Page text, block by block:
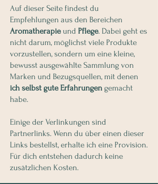
Auf dieser Seite findest du
Empfehlungen aus den Bereichen
Aromatherapieund Pflege. Dabei geht es
nicht darum, möglichst viele Produkte
vorzustellen, sondern um eine kleine,
bewusst ausgewählte Sammlung von
Marken und Bezugsquellen, mit denen
ich selbst gute Erfahrungen gemacht
habe.
Einige der Verlinkungen sind
Partnerlinks. Wenn du über einen dieser
Links bestellst, erhalte ich eine Provision.
Für dich entstehen dadurch keine
zusätzlichen Kosten.